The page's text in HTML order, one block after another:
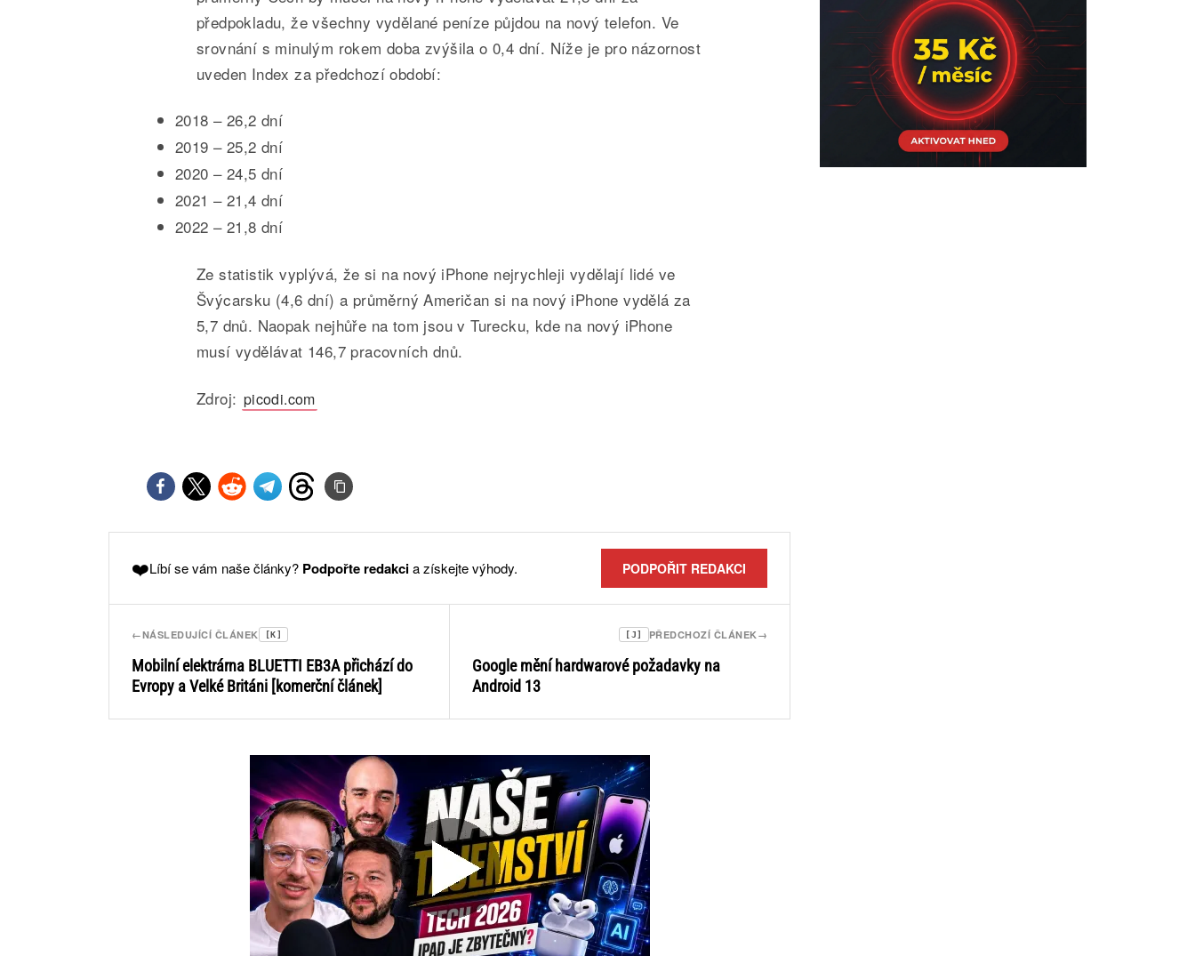
předpokladu, že všechny vydělané peníze půjdou na nový telefon. Ve
srovnání s minulým rokem doba zvýšila o 0,4 dní. Níže je pro názornost
uveden Index za předchozí období:
2018 – 26,2 dní
2019 – 25,2 dní
2020 – 24,5 dní
2021 – 21,4 dní
2022 – 21,8 dní
Ze statistik vyplývá, že si na nový iPhone nejrychleji vydělají lidé ve
Švýcarsku (4,6 dní) a průměrný Američan si na nový iPhone vydělá za
5,7 dnů. Naopak nejhůře na tom jsou v Turecku, kde na nový iPhone
musí vydělávat 146,7 pracovních dnů.
Zdroj: picodi.com
❤️Líbí se vám naše články? Podpořte redakcia získejte výhody. PODPOŘIT REDAKCI
←NÁSLEDUJÍCÍ ČLÁNEK [K]
Mobilní elektrárna BLUETTI EB3A přichází do
Evropy a Velké Británi [komerční článek]
→
PŘEDCHOZÍ ČLÁNEK
[J]
Google mění hardwarové požadavky na
Android 13